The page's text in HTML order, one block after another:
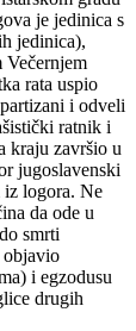
je jedinica s
jedinica),
Večernjem
rata uspio
i odveli
ratnik i
kraju završio u
jugoslavenski
iz logora. Ne
da ode u
smrti
objavio
i egzodusu
drugih